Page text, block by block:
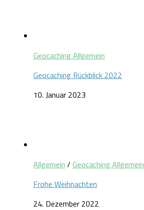
Geocaching Allgemein
Geocaching Rückblick 2022
10. Januar 2023
Allgemein / Geocaching Allgemein
Frohe Weihnachten
24. Dezember 2022